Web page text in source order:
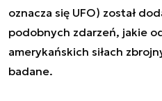
oznacza się UFO) został
podobnych zdarzeń, jakie
amerykańskich siłach
badane.